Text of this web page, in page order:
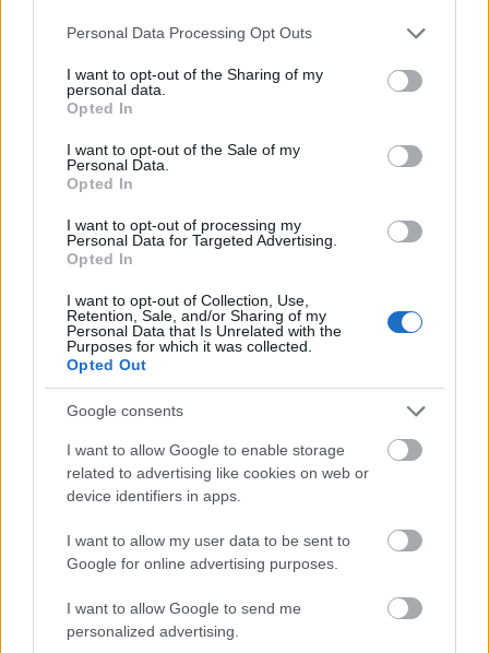
Please note that this website/app uses one or more Google
not limited to your visit or usage behaviour. You may click to
grant or deny consent to Google and its third-party tags to
use your data for below specified purposes in below Google
consent section.
Personal Data Processing Opt Outs
I want to opt-out of the Sharing of my
personal data.
Opted In
I want to opt-out of the Sale of my
Personal Data.
Opted In
I want to opt-out of processing my
Personal Data for Targeted Advertising.
Opted In
I want to opt-out of Collection, Use,
Retention, Sale, and/or Sharing of my
Personal Data that Is Unrelated with the
Purposes for which it was collected.
Opted Out
Google consents
I want to allow Google to enable storage
related to advertising like cookies on web or
device identifiers in apps.
I want to allow my user data to be sent to
Google for online advertising purposes.
I want to allow Google to send me
personalized advertising.